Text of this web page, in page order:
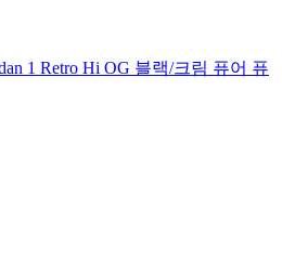
1 Retro Hi OG 블랙/크림 퓨어 퓨